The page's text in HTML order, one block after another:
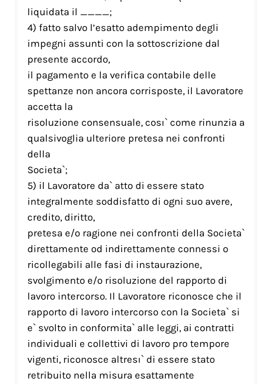
liquidata il ____;
4) fatto salvo l’esatto adempimento degli
impegni assunti con la sottoscrizione dal
presente accordo,
il pagamento e la verifica contabile delle
spettanze non ancora corrisposte, il Lavoratore
accetta la
risoluzione consensuale, cosı` come rinunzia a
qualsivoglia ulteriore pretesa nei confronti
della
Societa`;
5) il Lavoratore da` atto di essere stato
integralmente soddisfatto di ogni suo avere,
credito, diritto,
pretesa e/o ragione nei confronti della Societa`
direttamente od indirettamente connessi o
ricollegabili alle fasi di instaurazione,
svolgimento e/o risoluzione del rapporto di
lavoro intercorso. Il Lavoratore riconosce che il
rapporto di lavoro intercorso con la Societa` si
e` svolto in conformita` alle leggi, ai contratti
individuali e collettivi di lavoro pro tempore
vigenti, riconosce altresı` di essere stato
retribuito nella misura esattamente